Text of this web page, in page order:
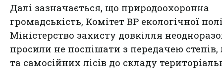
Далі зазначається, що природоохоронна
громадськість, Комітет ВР екологічної
Міністерство захисту довкілля
просили не поспішати з передачею степів,
та самосійних лісів до складу